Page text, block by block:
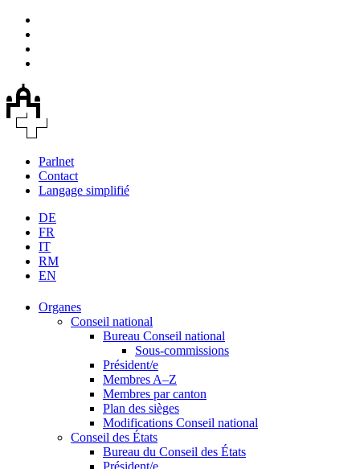
Parlnet
Contact
Langage simplifié
DE
FR
IT
RM
EN
Organes
Conseil national
Bureau Conseil national
Sous-commissions
Président/e
Membres A–Z
Membres par canton
Plan des sièges
Modifications Conseil national
Conseil des États
Bureau du Conseil des États